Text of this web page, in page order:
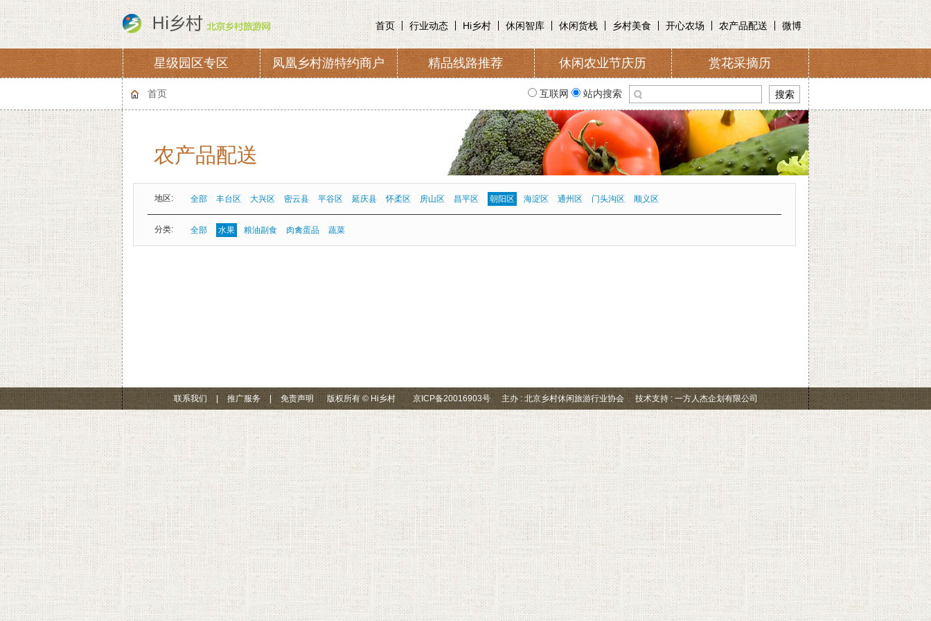
首页 行业动态 Hi乡村 休闲智库 休闲货栈 乡村美食 开心农场 农产品配送 微博
星级园区专区 凤凰乡村游特约商户 精品线路推荐 休闲农业节庆历 赏花采摘历
协会章程 协会简介
首页 互联网 站内搜索
农产品配送
地区: 全部 丰台区 大兴区 密云县 平谷区 延庆县 怀柔区 房山区 昌平区 朝阳区 海淀区 通州区 门头沟区 顺义区
分类: 全部 水果 粮油副食 肉禽蛋品 蔬菜
联系我们 推广服务 | 免责声明 版权所有 © Hi乡村 京ICP备20016903号 主办 : 北京乡村休闲旅游行业协会 技术支持 : 一方人杰企划有限公司